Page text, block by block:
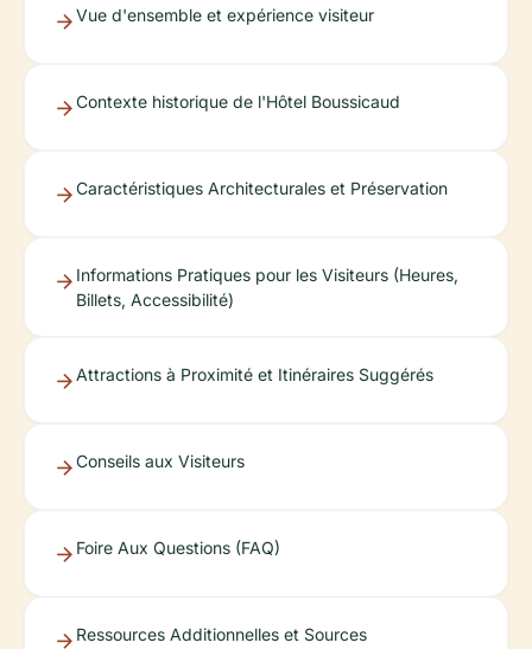
Vue d'ensemble et expérience visiteur
Contexte historique de l'Hôtel Boussicaud
Caractéristiques Architecturales et Préservation
Informations Pratiques pour les Visiteurs (Heures,
Billets, Accessibilité)
Attractions à Proximité et Itinéraires Suggérés
Conseils aux Visiteurs
Foire Aux Questions (FAQ)
Ressources Additionnelles et Sources